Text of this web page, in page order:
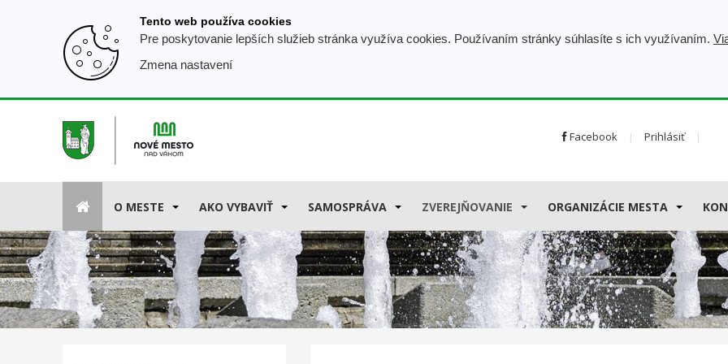
Tento web používa cookies
Pre poskytovanie lepších služieb stránka využíva cookies. Používaním stránky súhlasíte s ich využívaním.
Zmena nastavení
Facebook Prihlásiť
O MESTE AKO VYBAVIŤ SAMOSPRÁVA ZVEREJŇOVANIE ORGANIZÁCIE MESTA